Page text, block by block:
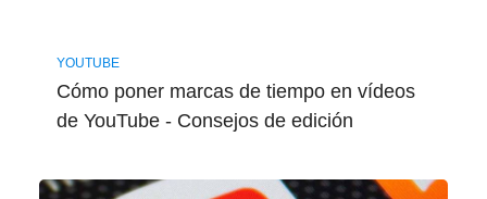
YOUTUBE
Cómo poner marcas de tiempo en vídeos
de YouTube - Consejos de edición